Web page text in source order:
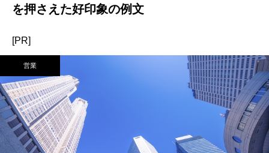
を押さえた好印象の例文
[PR]
営業